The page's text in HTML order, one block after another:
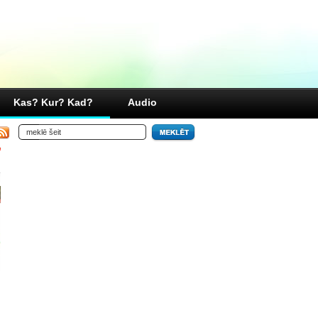
Kas? Kur? Kad? Audio